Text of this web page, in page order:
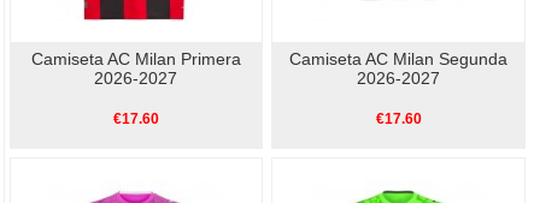
Camiseta AC Milan Primera
2026-2027
€17.60
Camiseta AC Milan Segunda
2026-2027
€17.60